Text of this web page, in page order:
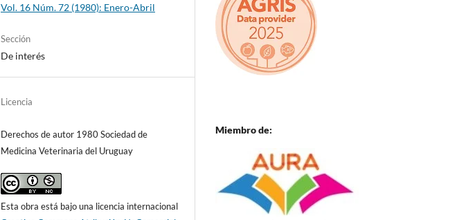
Vol. 16 Núm. 72 (1980): Enero-Abril
Sección
De interés
Licencia
Derechos de autor 1980 Sociedad de
Medicina Veterinaria del Uruguay
Esta obra está bajo una licencia internacional
Miembro de: